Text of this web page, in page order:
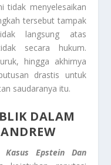
tidak menyelesaikan
tersebut tampak
langsung atas
secara hukum.
hingga akhirnya
drastis untuk
saudaranya itu.
DALAM
Epstein Dan